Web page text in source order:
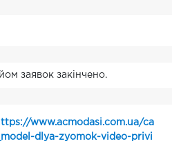
заявок закінчено.
www.acmodasi.com.ua/ca
dlya-zyomok-video-privi